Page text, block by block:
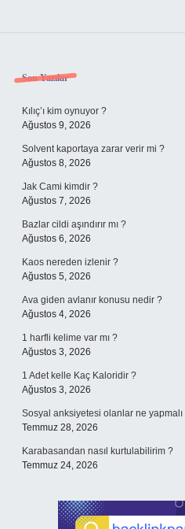
Sidebar
Son Yazılar
Kılıç’ı kim oynuyor ?
Ağustos 9, 2026
Solvent kaportaya zarar verir mi ?
Ağustos 8, 2026
Jak Cami kimdir ?
Ağustos 7, 2026
Bazlar cildi aşındırır mı ?
Ağustos 6, 2026
Kaos nereden izlenir ?
Ağustos 5, 2026
Ava giden avlanır konusu nedir ?
Ağustos 4, 2026
1 harfli kelime var mı ?
Ağustos 3, 2026
1 Adet kelle Kaç Kaloridir ?
Ağustos 3, 2026
Sosyal anksiyetesi olanlar ne yapmalı
Temmuz 28, 2026
Karabasandan nasıl kurtulabilirim ?
Temmuz 24, 2026